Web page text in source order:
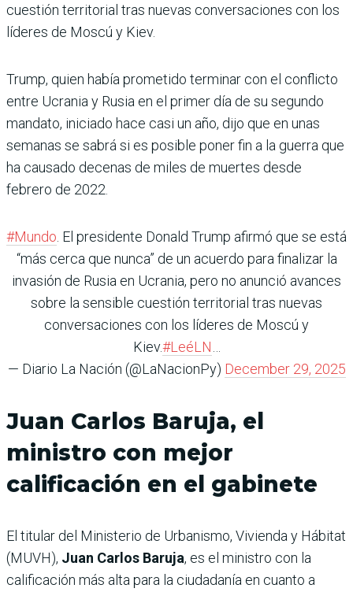
cuestión territorial tras nuevas conversaciones con los
líderes de Moscú y Kiev.
Trump, quien había prometido terminar con el conflicto
entre Ucrania y Rusia en el primer día de su segundo
mandato, iniciado hace casi un año, dijo que en unas
semanas se sabrá si es posible poner fin a la guerra que
ha causado decenas de miles de muertes desde
febrero de 2022.
#Mundo . El presidente Donald Trump afirmó que se está
“más cerca que nunca” de un acuerdo para finalizar la
invasión de Rusia en Ucrania, pero no anunció avances
sobre la sensible cuestión territorial tras nuevas
conversaciones con los líderes de Moscú y
Kiev.#LeéLN
— Diario La Nación (@LaNacionPy) December 29, 2025
Juan Carlos Baruja, el
ministro con mejor
calificación en el gabinete
El titular del Ministerio de Urbanismo, Vivienda y Hábitat
(MUVH), Juan Carlos Baruja, es el ministro con la
calificación más alta para la ciudadanía en cuanto a